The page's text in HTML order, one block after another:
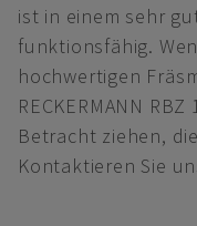
ist in einem sehr
funktionsfähig.
hochwertigen
RECKERMANN
Betracht ziehen,
Kontaktieren Sie